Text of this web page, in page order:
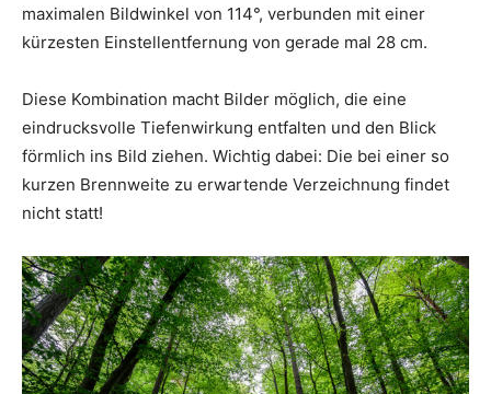
maximalen Bildwinkel von 114°, verbunden mit einer
kürzesten Einstellentfernung von gerade mal 28 cm.
Diese Kombination macht Bilder möglich, die eine
eindrucksvolle Tiefenwirkung entfalten und den Blick
förmlich ins Bild ziehen. Wichtig dabei: Die bei einer so
kurzen Brennweite zu erwartende Verzeichnung findet
nicht statt!